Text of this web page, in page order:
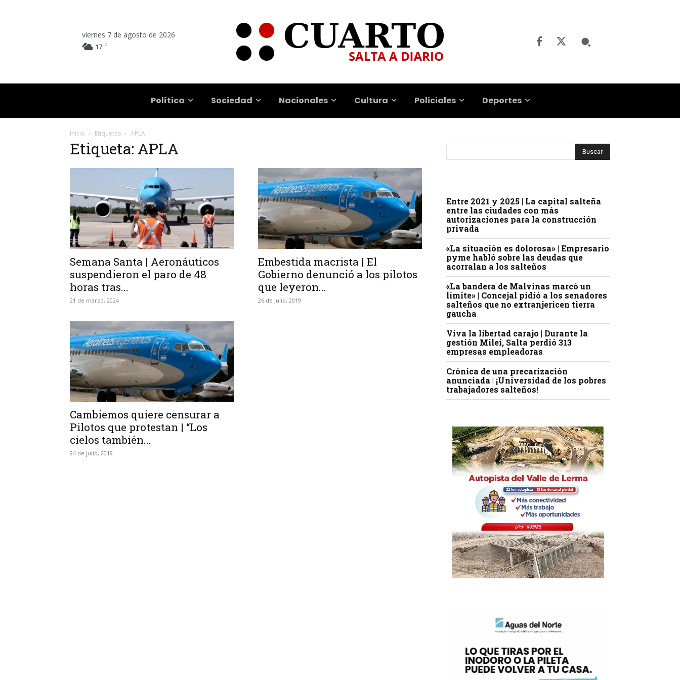
viernes 7 de agosto de 2026
17 C
Política Sociedad Nacionales Cultura Policiales Deportes
Inicio Etiquetas APLA
Etiqueta: APLA
Semana Santa | Aeronáuticos
suspendieron el paro de 48
horas tras...
21 de marzo, 2024
Embestida macrista | El
Gobierno denunció a los pilotos
que leyeron...
26 de julio, 2019
Cambiemos quiere censurar a
Pilotos que protestan | “Los
cielos también...
24 de julio, 2019
Entre 2021 y 2025 | La capital salteña
entre las ciudades con más
autorizaciones para la construcción
privada
«La situación es dolorosa» | Empresario
pyme habló sobre las deudas que
acorralan a los salteños
«La bandera de Malvinas marcó un
límite» | Concejal pidió a los senadores
salteños que no extranjericen tierra
gaucha
Viva la libertad carajo | Durante la
gestión Milei, Salta perdió 313
empresas empleadoras
Crónica de una precarización
anunciada | ¡Universidad de los pobres
trabajadores salteños!